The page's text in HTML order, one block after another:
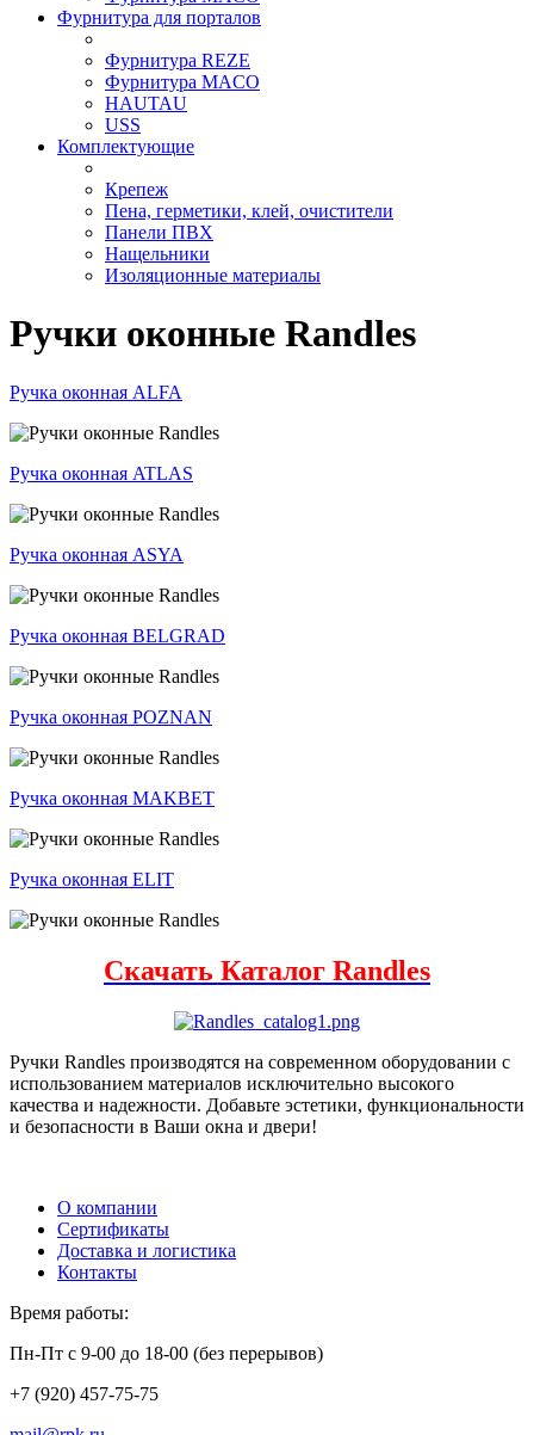
Фурнитура для порталов
Фурнитура REZE
Фурнитура MACO
HAUTAU
USS
Комплектующие
Крепеж
Пена, герметики, клей, очистители
Панели ПВХ
Нащельники
Изоляционные материалы
Ручки оконные Randles
Ручка оконная ALFA
Ручка оконная ATLAS
Ручка оконная ASYA
Ручка оконная BELGRAD
Ручка оконная POZNAN
Ручка оконная MAKBET
Ручка оконная ELIT
Скачать Каталог Randles
Ручки Randles производятся на современном оборудовании с
использованием материалов исключительно высокого
качества и надежности. Добавьте эстетики, функциональности
и безопасности в Ваши окна и двери!
О компании
Сертификаты
Доставка и логистика
Контакты
Время работы:
Пн-Пт с 9-00 до 18-00 (без перерывов)
+7 (920) 457-75-75